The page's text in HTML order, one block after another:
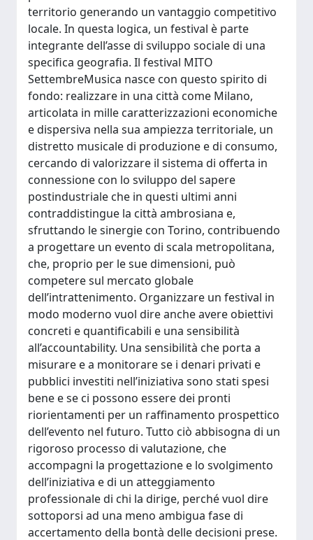
territorio generando un vantaggio competitivo
locale. In questa logica, un festival è parte
integrante dell’asse di sviluppo sociale di una
specifica geografia. Il festival MITO
SettembreMusica nasce con questo spirito di
fondo: realizzare in una città come Milano,
articolata in mille caratterizzazioni economiche
e dispersiva nella sua ampiezza territoriale, un
distretto musicale di produzione e di consumo,
cercando di valorizzare il sistema di offerta in
connessione con lo sviluppo del sapere
postindustriale che in questi ultimi anni
contraddistingue la città ambrosiana e,
sfruttando le sinergie con Torino, contribuendo
a progettare un evento di scala metropolitana,
che, proprio per le sue dimensioni, può
competere sul mercato globale
dell’intrattenimento. Organizzare un festival in
modo moderno vuol dire anche avere obiettivi
concreti e quantificabili e una sensibilità
all’accountability. Una sensibilità che porta a
misurare e a monitorare se i denari privati e
pubblici investiti nell’iniziativa sono stati spesi
bene e se ci possono essere dei pronti
riorientamenti per un raffinamento prospettico
dell’evento nel futuro. Tutto ciò abbisogna di un
rigoroso processo di valutazione, che
accompagni la progettazione e lo svolgimento
dell’iniziativa e di un atteggiamento
professionale di chi la dirige, perché vuol dire
sottoporsi ad una meno ambigua fase di
accertamento della bontà delle decisioni prese.